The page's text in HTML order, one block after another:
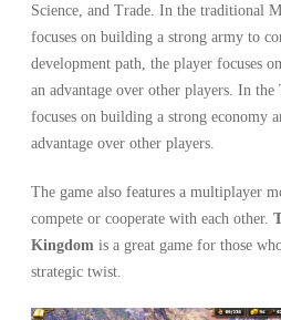
Science, and Trade. In the traditional
focuses on building a strong army to
development path, the player focuses
an advantage over other players. In
focuses on building a strong economy
advantage over other players.
The game also features a multiplayer
compete or cooperate with each other.
Kingdom is a great game for those
strategic twist.